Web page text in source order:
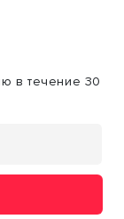
в течение 30